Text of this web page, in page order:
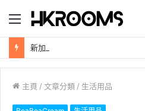
目
錄
主頁 / 文章分類 / 生活用品